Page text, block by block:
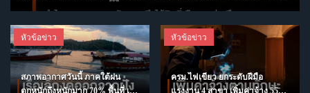
หัวข้อข่าว
สภาพอากาศวันนี้ ภาคใต้ฝน
ตกหนักถึงหนักมาก 70% พื้นที่ เรือ
หัวข้อข่าว
ครม.ไฟเขียว ยกระดับฝีมือ
แรงงาน 4 สาขา เพิ่มค่าจ้าง 550-